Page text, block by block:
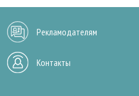
Рекламодателям
Контакты